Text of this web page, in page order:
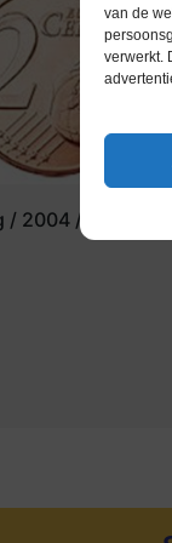
van de
verwerkt.
2004 / 2 Cent /